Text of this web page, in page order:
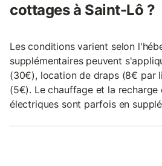
cottages à Saint-Lô ?
Les conditions varient selon
supplémentaires peuvent
(30€), location de draps (8€ par
(5€). Le chauffage et la recharge
électriques sont parfois en